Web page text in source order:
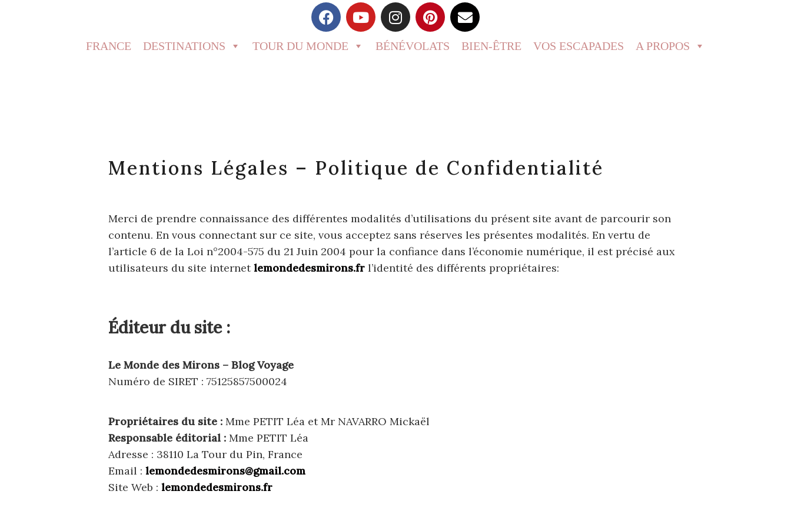
FRANCE DESTINATIONS TOUR DU MONDE BÉNÉVOLATS BIEN-ÊTRE VOS ESCAPADES A PROPOS
Mentions Légales – Politique de Confidentialité
Merci de prendre connaissance des différentes modalités d’utilisations du présent site avant de parcourir son
contenu. En vous connectant sur ce site, vous acceptez sans réserves les présentes modalités. En vertu de
l’article 6 de la Loi n°2004-575 du 21 Juin 2004 pour la confiance dans l’économie numérique, il est précisé aux
utilisateurs du site internetlemondedesmirons.fr l’identité des différents propriétaires:
Éditeur du site :
Le Monde des Mirons – Blog Voyage
Numéro de SIRET : 75125857500024
Propriétaires du site : Mme PETIT Léa et Mr NAVARRO Mickaël
Responsable éditorial : Mme PETIT Léa
Adresse : 38110 La Tour du Pin, France
Email : lemondedesmirons@gmail.com
Site Web : lemondedesmirons.fr